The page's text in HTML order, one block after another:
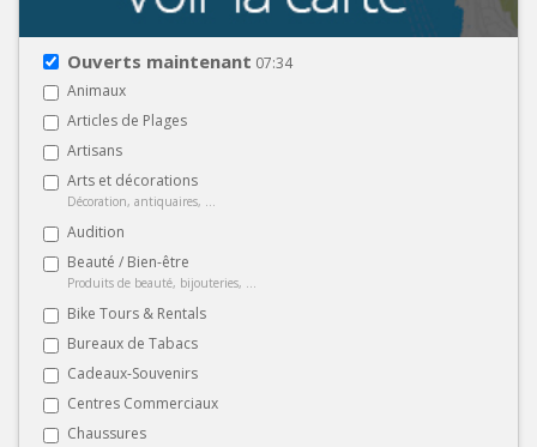
Ouverts maintenant 07:34
Animaux
Articles de Plages
Artisans
Arts et décorations
Décoration, antiquaires, ...
Audition
Beauté / Bien-être
Produits de beauté, bijouteries, ...
Bike Tours & Rentals
Bureaux de Tabacs
Cadeaux-Souvenirs
Centres Commerciaux
Chaussures